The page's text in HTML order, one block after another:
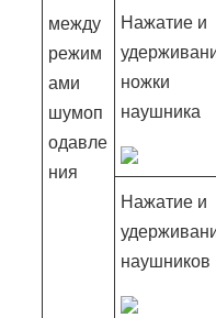
между
режим
ами
шумоп
одавле
ния
Нажатие и
ножки
наушника
Нажатие и
наушников